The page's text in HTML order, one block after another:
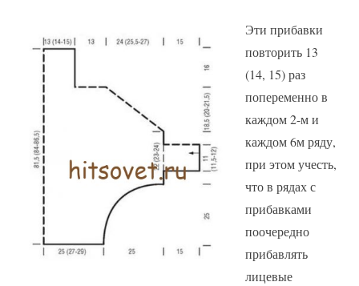
Эти прибавки
повторить 13
(14, 15) раз
попеременно в
каждом 2-м и
каждом 6м ряду,
при этом учесть,
что в рядах с
прибавками
поочередно
прибавлять
лицевые